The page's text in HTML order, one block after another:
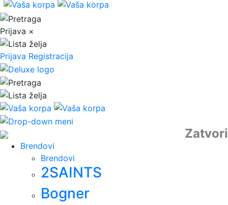
Prijava ×
Prijava Registracija
Zatvori
Brendovi
Brendovi
2SAINTS
Bogner